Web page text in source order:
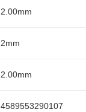
2.00mm
2mm
2.00mm
4589553290107